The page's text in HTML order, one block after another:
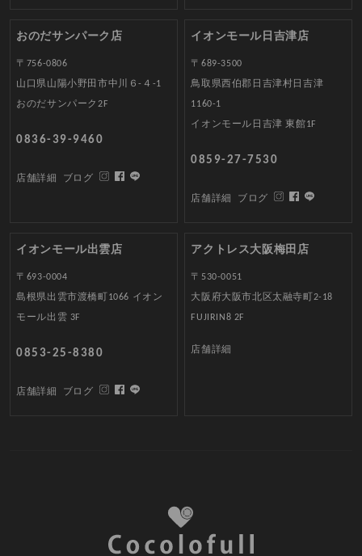
おのだサンパーク店
〒756-0806
山口県山陽小野田市中川６-４-1
おのだサンパーク2F
0836-39-9460
店舗詳細 ブログ
イオンモール日吉津店
〒689-3500
鳥取県西伯郡日吉津村日吉津
1160-1
イオンモール日吉津 東館1F
0859-27-7530
店舗詳細 ブログ
イオンモール出雲店
〒693-0004
島根県出雲市渡橋町1066 イオン
モール出雲 3F
0853-25-8380
店舗詳細 ブログ
アクトレス大阪梅田店
〒530-0051
大阪府大阪市北区太融寺町2-18
FUJIRIN8 2F
店舗詳細